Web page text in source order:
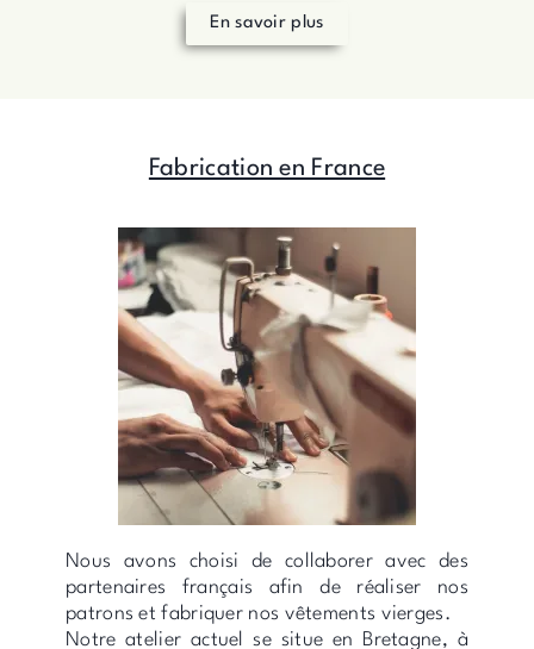
En savoir plus
Fabrication en France
Nous avons choisi de collaborer avec des
partenaires français afin de réaliser nos
patrons et fabriquer nos vêtements vierges.
Notre atelier actuel se situe en Bretagne, à